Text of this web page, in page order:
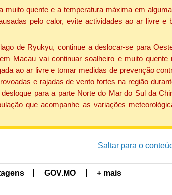
quente e a temperatura máxima em
pelo calor, evite actividades ao ar livre e
de Ryukyu, continue a deslocar-se para
Macau vai continuar soalheiro e muito
ao ar livre e tomar medidas de prevenção
e rajadas de vento fortes na região
para a parte Norte do Mar do Sul da
que acompanhe as variações
Saltar para o
GOV.MO + mais